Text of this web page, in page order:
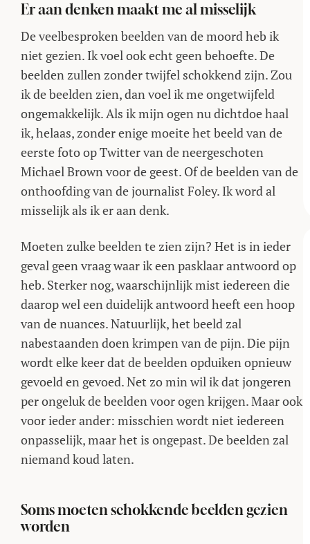
Er aan denken maakt me al misselijk
De veelbesproken beelden van de moord heb ik
niet gezien. Ik voel ook echt geen behoefte. De
beelden zullen zonder twijfel schokkend zijn. Zou
ik de beelden zien, dan voel ik me ongetwijfeld
ongemakkelijk. Als ik mijn ogen nu dichtdoe haal
ik, helaas, zonder enige moeite het beeld van de
eerste foto op Twitter van de neergeschoten
Michael Brown voor de geest. Of de beelden van de
onthoofding van de journalist Foley. Ik word al
misselijk als ik er aan denk.
Moeten zulke beelden te zien zijn? Het is in ieder
geval geen vraag waar ik een pasklaar antwoord op
heb. Sterker nog, waarschijnlijk mist iedereen die
daarop wel een duidelijk antwoord heeft een hoop
van de nuances. Natuurlijk, het beeld zal
nabestaanden doen krimpen van de pijn. Die pijn
wordt elke keer dat de beelden opduiken opnieuw
gevoeld en gevoed. Net zo min wil ik dat jongeren
per ongeluk de beelden voor ogen krijgen. Maar ook
voor ieder ander: misschien wordt niet iedereen
onpasselijk, maar het is ongepast. De beelden zal
niemand koud laten.
Soms moeten schokkende beelden gezien
worden